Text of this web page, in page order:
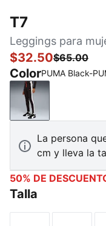
T7
Leggings para
$32.50$65.00
ColorPUMA Black-
PUMA Black-
La persona
cm y lleva la
50% DE
Talla